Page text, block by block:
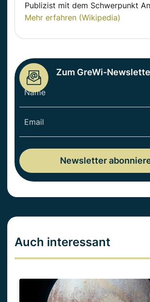
Publizist mit dem Schwerpunkt
Mehr erfahren (Wikipedia)
Zum GreWi-
Auch interessant